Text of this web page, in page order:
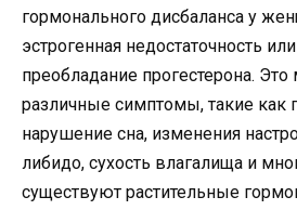
гормонального дисбаланса у
эстрогенная недостаточность
преобладание прогестерона.
различные симптомы, такие как
нарушение сна, изменения
либидо, сухость влагалища и
существуют растительные